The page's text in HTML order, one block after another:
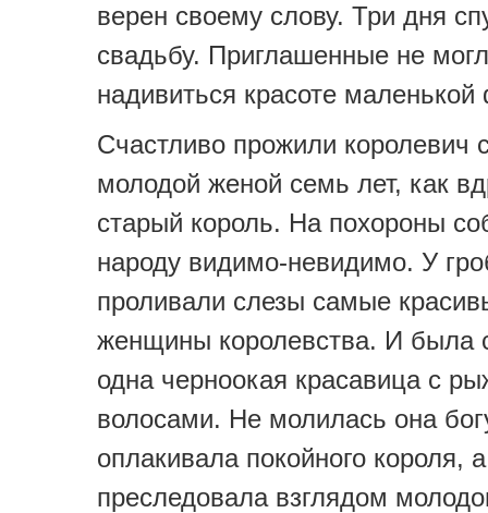
верен своему слову. Три дня
свадьбу. Приглашенные не
надивиться красоте
Счастливо прожили королевич
молодой женой семь лет, как
старый король. На похороны
народу видимо-невидимо. У
проливали слезы самые
женщины королевства. И была
одна черноокая красавица с
волосами. Не молилась она
оплакивала покойного короля,
преследовала взглядом